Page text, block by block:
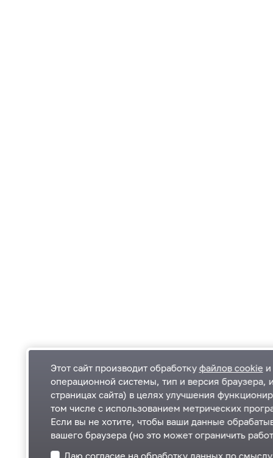
Одинцовский городской округ Московской
области
143000, Московская область, г. Одинцово,
ул. Маршала Жукова, д. 28 +7 495 181-90-00
Этот сайт производит обработку файлов cookie
операционной системы, тип и версия браузера,
страницах сайта) в целях улучшения
том числе с использованием метрических
Если вы не хотите, чтобы ваши данные
вашего браузера (но это может ограничить
Даю согласие на обработку данных по